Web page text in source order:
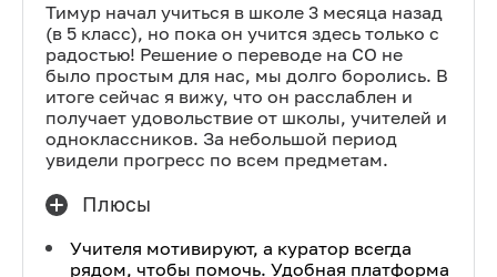
Тимур начал учиться в школе 3 месяца назад
(в 5 класс), но пока он учится здесь только с
радостью! Решение о переводе на СО не
было простым для нас, мы долго боролись. В
итоге сейчас я вижу, что он расслаблен и
получает удовольствие от школы, учителей и
одноклассников. За небольшой период
увидели прогресс по всем предметам.
Плюсы
Учителя мотивируют, а куратор всегда
рядом, чтобы помочь. Удобная платформа